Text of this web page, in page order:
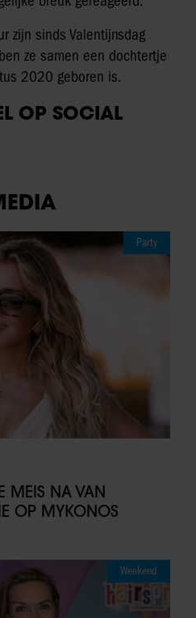
zijn sinds Valentijnsdag
ze samen een dochtertje
2020 geboren is.
OP SOCIAL
Party
MEIS NA VAN
OP MYKONOS
Weekend